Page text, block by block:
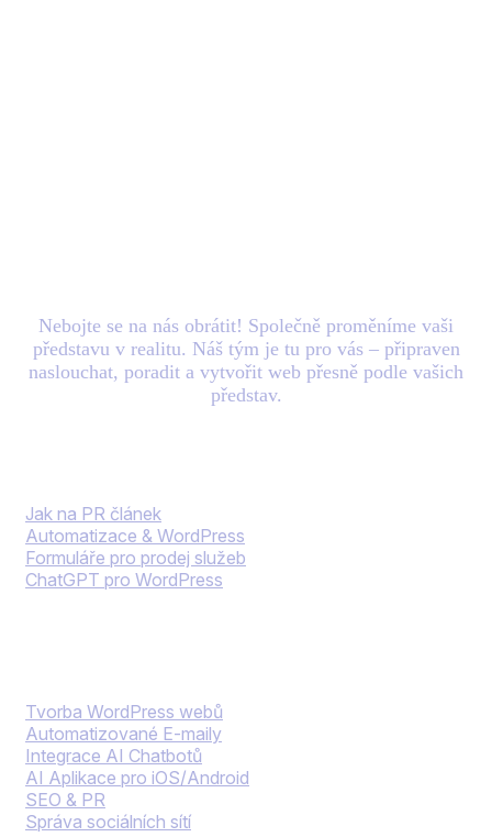
Nebojte se na nás obrátit! Společně proměníme vaši
představu v realitu. Náš tým je tu pro vás – připraven
naslouchat, poradit a vytvořit web přesně podle vašich
představ.
Jak na PR článek
Automatizace & WordPress
Formuláře pro prodej služeb
ChatGPT pro WordPress
Tvorba WordPress webů
Automatizované E-maily
Integrace AI Chatbotů
AI Aplikace pro iOS/Android
SEO & PR
Správa sociálních sítí